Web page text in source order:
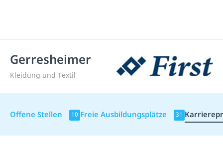
Gerresheimer
Kleidung und Textil
Offene Stellen 10 Freie Ausbildungsplätze 31